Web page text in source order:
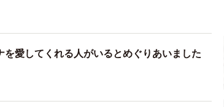
を愛してくれる人がいるとめぐりあいました